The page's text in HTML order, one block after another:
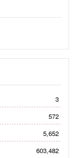
3
572
5,652
603,482